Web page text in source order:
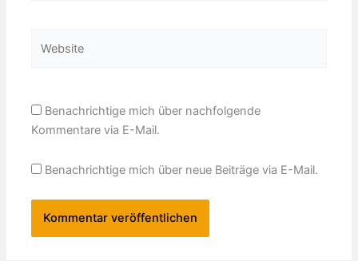
Benachrichtige mich über nachfolgende
Kommentare via E-Mail.
Benachrichtige mich über neue Beiträge via E-Mail.